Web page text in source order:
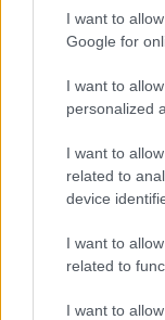
I want to
Google for
I want to
personalized
I want to
related to
device
I want to
related to
I want to
Καθώς οι
εταιρειών
τροφών)
ορόσημο
μέλλον κάθε
άμεσα από
την
κατανάλωση
τροφών με